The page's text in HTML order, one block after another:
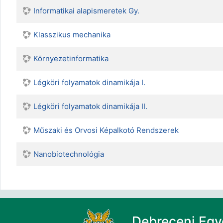
Informatikai alapismeretek Gy.
Klasszikus mechanika
Környezetinformatika
Légköri folyamatok dinamikája I.
Légköri folyamatok dinamikája II.
Műszaki és Orvosi Képalkotó Rendszerek
Nanobiotechnológia